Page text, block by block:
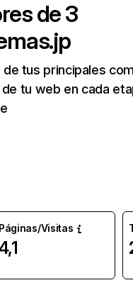
de 3
tus principales
tu web en cada
Páginas/Visitas